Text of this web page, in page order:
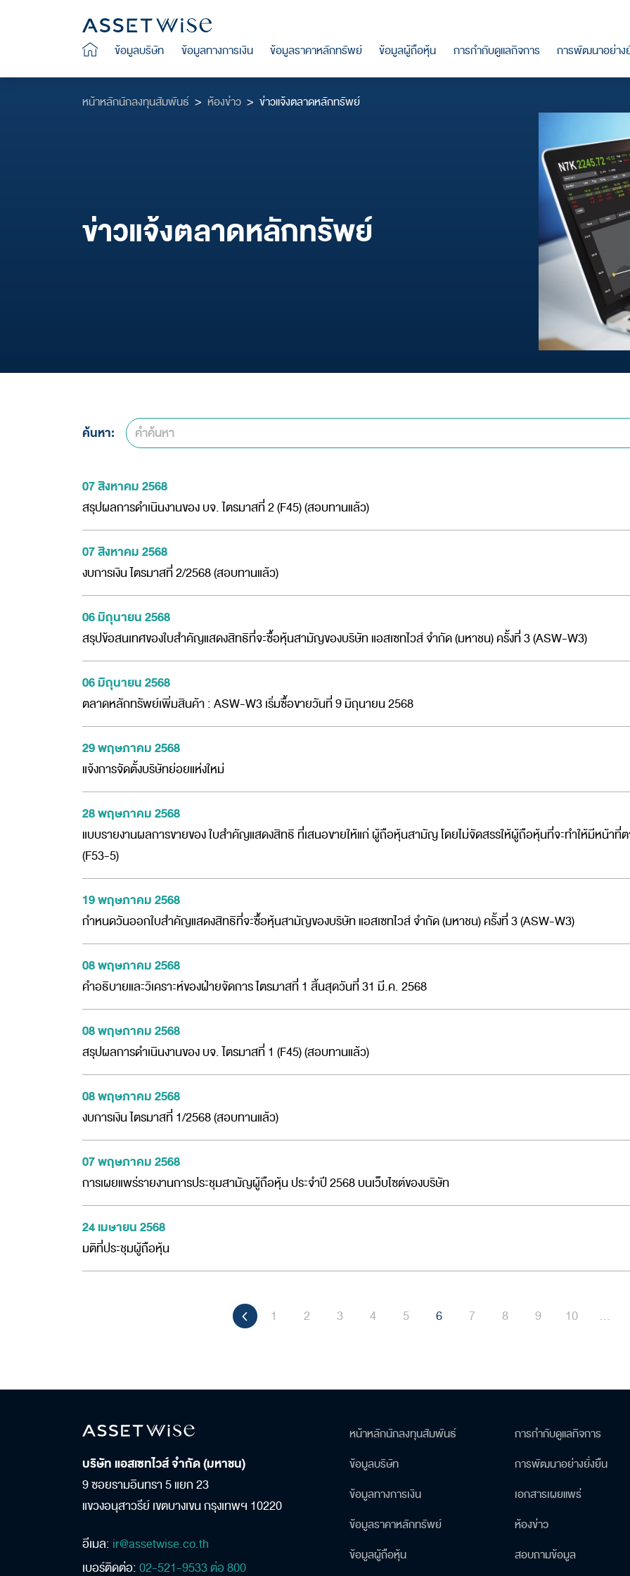
ข้อมูลบริษัท
ข้อมูลบริษัท
สารจากประธานกรรมการบริษัท
โครงสร้างธุรกิจ
คณะกรรมการบริหาร
คณะกรรมการตรวจสอบ
คณะกรรมการบริหารความเสี่ยง
คณะกรรมการสรรหาและกำหนดค่า
คณะกรรมการบรรษัทภิบาล
ข้อมูลทางการเงิน
ข้อมูลทางการเงิน
ข้อมูลสำคัญทางการเงิน
อันดับความน่าเชื่อถือ
ข้อมูลราคาหลักทรัพย์
ข้อมูลราคาหลักทรัพย์
ราคาหลักทรัพย์
ข้อมูลผู้ถือหุ้น
ข้อมูลผู้ถือหุ้น
รายชื่อผู้ถือหุ้นรายใหญ่
การกำกับดูแลกิจการ
การกำกับดูแลกิจการ
นโยบายการกำกับดูแลกิจการและ
การพัฒนาอย่าง
เอกสารเผยแพร่
รายงานประจำปี
ห้องข่าว
ข่าวแจ้งตลาดหลักทรัพย์
สอบถามข้อมูล
ติดต่อนักลงทุนสัมพันธ์
หน้าหลักนักลงทุนสัมพันธ์ ห้องข่าว ข่าวแจ้งตลาดหลักทรัพย์
ข่าวแจ้งตลาดหลักทรัพย์
ค้นหา:
07 สิงหาคม 2568
สรุปผลการดำเนินงานของ บจ. ไตรมาสที่ 2 (F45) (สอบทานแล้ว)
07 สิงหาคม 2568
งบการเงิน ไตรมาสที่ 2/2568 (สอบทานแล้ว)
06 มิถุนายน 2568
สรุปข้อสนเทศของใบสำคัญแสดงสิทธิที่จะซื้อหุ้นสามัญของบริษัท แอสเซทไวส์ จำกัด (มหาชน) ครั้งที่ 3 (ASW-W3)
06 มิถุนายน 2568
ตลาดหลักทรัพย์เพิ่มสินค้า : ASW-W3 เริ่มซื้อขายวันที่ 9 มิถุนายน 2568
29 พฤษภาคม 2568
แจ้งการจัดตั้งบริษัทย่อยแห่งใหม่
28 พฤษภาคม 2568
แบบรายงานผลการขายของ ใบสำคัญแสดงสิทธิ ที่เสนอขายให้แก่ ผู้ถือหุ้นสามัญ โดยไม่จัดสรรให้ผู้ถือหุ้นที่จะทำให้มีหน้าที่
(F53-5)
19 พฤษภาคม 2568
กำหนดวันออกใบสำคัญแสดงสิทธิที่จะซื้อหุ้นสามัญของบริษัท แอสเซทไวส์ จำกัด (มหาชน) ครั้งที่ 3 (ASW-W3)
08 พฤษภาคม 2568
คำอธิบายและวิเคราะห์ของฝ่ายจัดการ ไตรมาสที่ 1 สิ้นสุดวันที่ 31 มี.ค. 2568
08 พฤษภาคม 2568
สรุปผลการดำเนินงานของ บจ. ไตรมาสที่ 1 (F45) (สอบทานแล้ว)
08 พฤษภาคม 2568
งบการเงิน ไตรมาสที่ 1/2568 (สอบทานแล้ว)
07 พฤษภาคม 2568
การเผยแพร่รายงานการประชุมสามัญผู้ถือหุ้น ประจำปี 2568 บนเว็บไซต์ของบริษัท
24 เมษายน 2568
มติที่ประชุมผู้ถือหุ้น
1 2 3 4 5 6 7 8 9 10 ...
บริษัท แอสเซทไวส์ จำกัด (มหาชน)
9 ซอยรามอินทรา 5 แยก 23
แขวงอนุสาวรีย์ เขตบางเขน กรุงเทพฯ 10220
อีเมล: ir@assetwise.co.th
เบอร์ติดต่อ:02-521-9533 ต่อ 800
หน้าหลักนักลงทุนสัมพันธ์
ข้อมูลบริษัท
ข้อมูลทางการเงิน
ข้อมูลราคาหลักทรัพย์
ข้อมูลผู้ถือหุ้น
การกำกับดูแลกิจการ
การพัฒนาอย่างยั่งยืน
เอกสารเผยแพร่
ห้องข่าว
สอบถามข้อมูล